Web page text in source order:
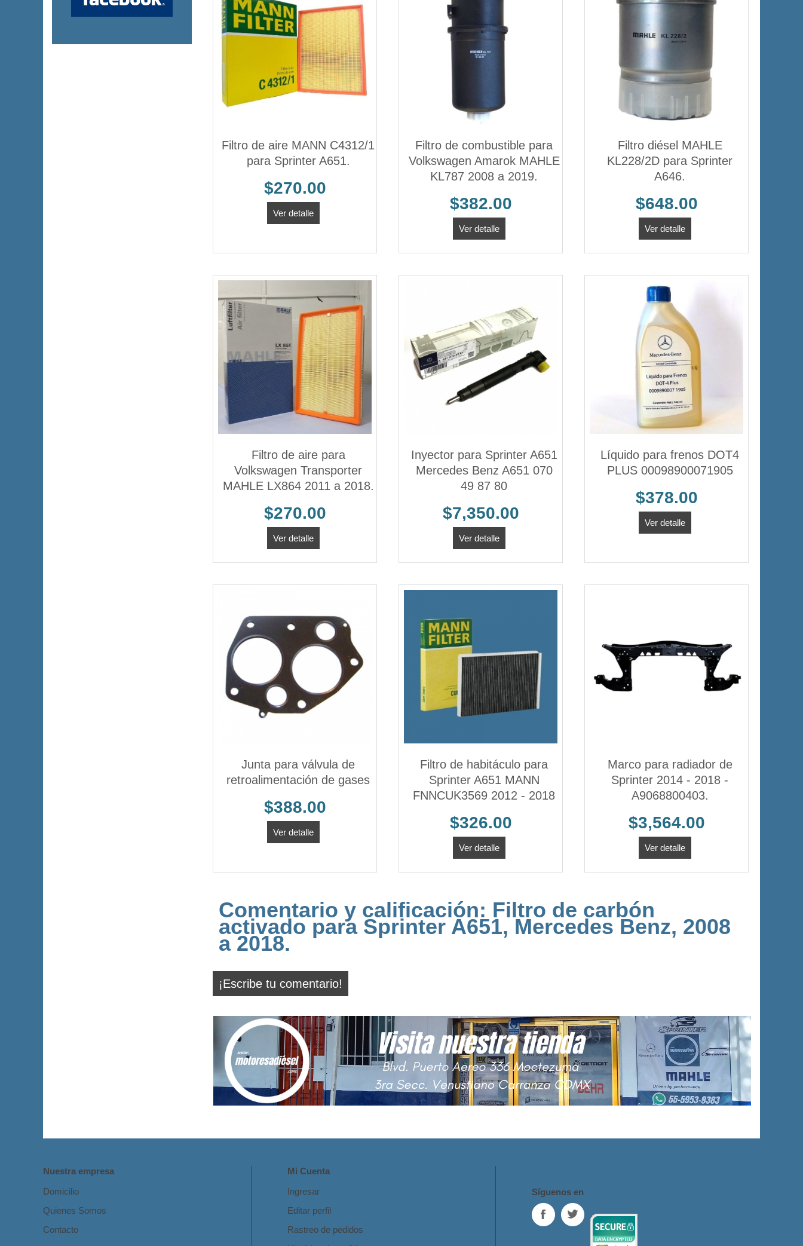
Filtro de aire MANN C4312/1
para Sprinter A651.
$270.00
Ver detalle
Filtro de combustible para
Volkswagen Amarok MAHLE
KL787 2008 a 2019.
$382.00
Ver detalle
Filtro diésel MAHLE
KL228/2D para Sprinter
A646.
$648.00
Ver detalle
Filtro de aire para
Volkswagen Transporter
MAHLE LX864 2011 a 2018.
$270.00
Ver detalle
Inyector para Sprinter A651
Mercedes Benz A651 070
49 87 80
$7,350.00
Ver detalle
Líquido para frenos DOT4
PLUS 00098900071905
$378.00
Ver detalle
Junta para válvula de
retroalimentación de gases
$388.00
Ver detalle
Filtro de habitáculo para
Sprinter A651 MANN
FNNCUK3569 2012 - 2018
$326.00
Ver detalle
Marco para radiador de
Sprinter 2014 - 2018 -
A9068800403.
$3,564.00
Ver detalle
Comentario y calificación: Filtro de carbón
activado para Sprinter A651, Mercedes Benz, 2008
a 2018.
¡Escribe tu comentario!
Nuestra empresa
Domicilio
Quienes Somos
Contacto
Mi Cuenta
Ingresar
Editar perfil
Rastreo de pedidos
Síguenos en